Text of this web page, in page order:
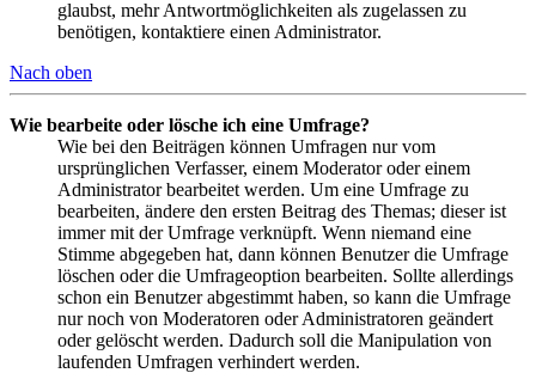
glaubst, mehr Antwortmöglichkeiten als zugelassen zu
benötigen, kontaktiere einen Administrator.
Nach oben
Wie bearbeite oder lösche ich eine Umfrage?
Wie bei den Beiträgen können Umfragen nur vom
ursprünglichen Verfasser, einem Moderator oder einem
Administrator bearbeitet werden. Um eine Umfrage zu
bearbeiten, ändere den ersten Beitrag des Themas; dieser ist
immer mit der Umfrage verknüpft. Wenn niemand eine
Stimme abgegeben hat, dann können Benutzer die Umfrage
löschen oder die Umfrageoption bearbeiten. Sollte allerdings
schon ein Benutzer abgestimmt haben, so kann die Umfrage
nur noch von Moderatoren oder Administratoren geändert
oder gelöscht werden. Dadurch soll die Manipulation von
laufenden Umfragen verhindert werden.